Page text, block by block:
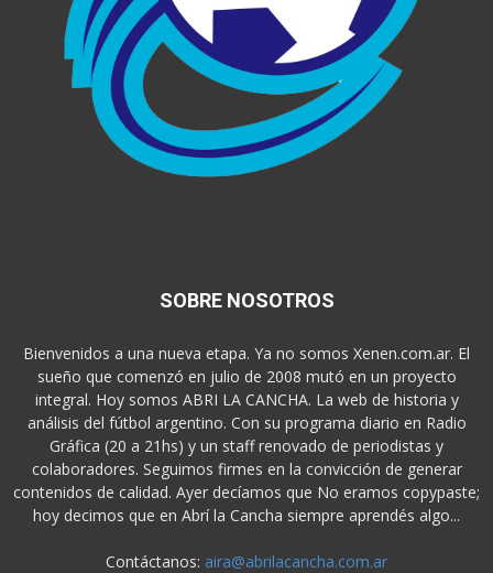
SOBRE NOSOTROS
Bienvenidos a una nueva etapa. Ya no somos Xenen.com.ar. El
sueño que comenzó en julio de 2008 mutó en un proyecto
integral. Hoy somos ABRI LA CANCHA. La web de historia y
análisis del fútbol argentino. Con su programa diario en Radio
Gráfica (20 a 21hs) y un staff renovado de periodistas y
colaboradores. Seguimos firmes en la convicción de generar
contenidos de calidad. Ayer decíamos que No eramos copypaste;
hoy decimos que en Abrí la Cancha siempre aprendés algo...
Contáctanos: aira@abrilacancha.com.ar